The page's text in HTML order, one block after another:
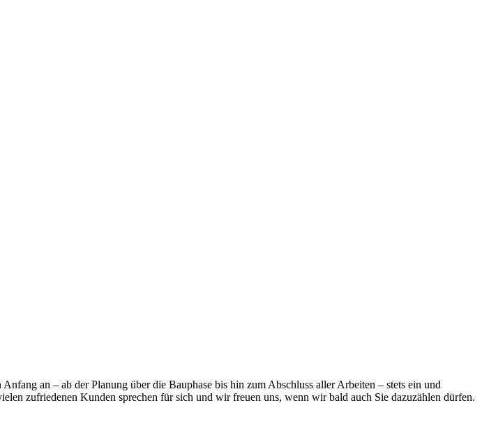
an – ab der Planung über die Bauphase bis hin zum Abschluss aller Arbeiten – stets ein und
zufriedenen Kunden sprechen für sich und wir freuen uns, wenn wir bald auch Sie dazuzählen dürfen.